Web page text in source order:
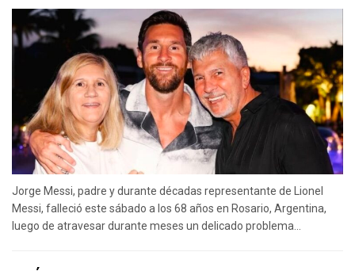
Jorge Messi, padre y durante décadas representante de Lionel
Messi, falleció este sábado a los 68 años en Rosario, Argentina,
luego de atravesar durante meses un delicado problema...